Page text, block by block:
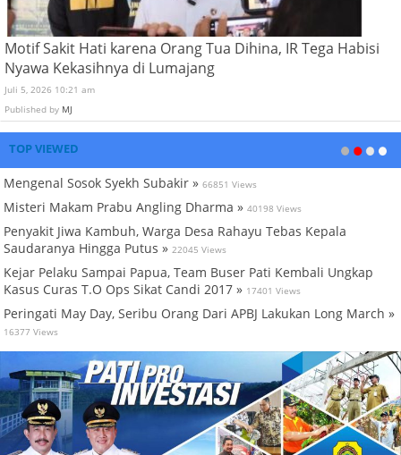
Motif Sakit Hati karena Orang Tua Dihina, IR Tega Habisi
Nyawa Kekasihnya di Lumajang
Juli 5, 2026 10:21 am
Published by MJ
TOP VIEWED
Mengenal Sosok Syekh Subakir » 66851 Views
Misteri Makam Prabu Angling Dharma » 40198 Views
Penyakit Jiwa Kambuh, Warga Desa Rahayu Tebas Kepala
Saudaranya Hingga Putus » 22045 Views
Kejar Pelaku Sampai Papua, Team Buser Pati Kembali Ungkap
Kasus Curas T.O Ops Sikat Candi 2017 » 17401 Views
Peringati May Day, Seribu Orang Dari APBJ Lakukan Long March »
16377 Views